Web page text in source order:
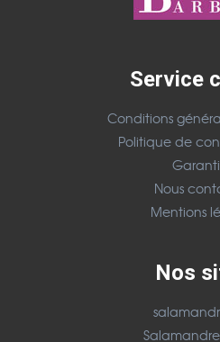
Service
Conditions
Politique de
Nous
Mentions
Nos